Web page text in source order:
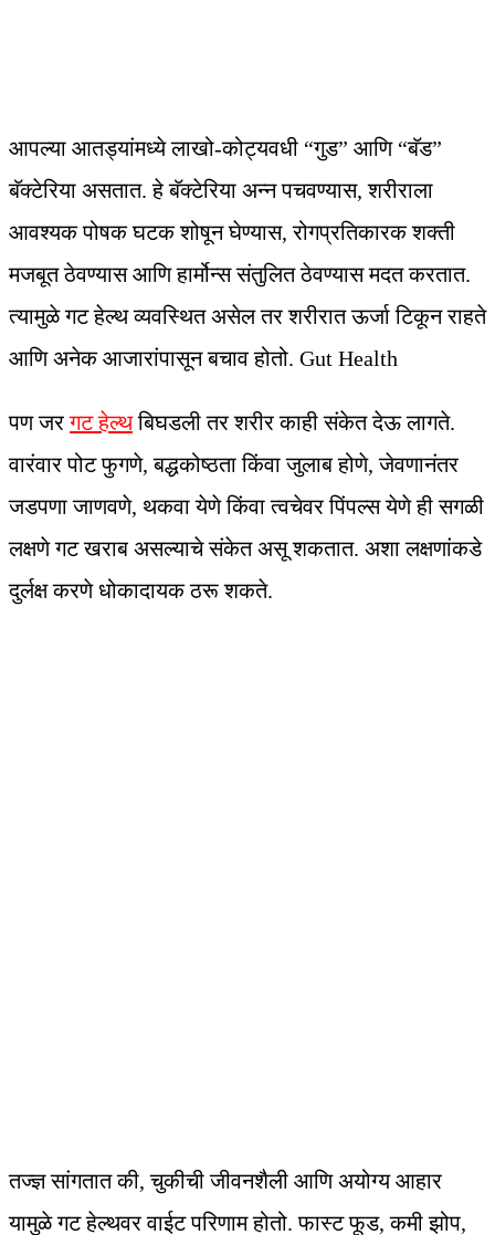
आपल्या आतड्यांमध्ये लाखो-कोट्यवधी “गुड” आणि “बॅड”
बॅक्टेरिया असतात. हे बॅक्टेरिया अन्न पचवण्यास, शरीराला
आवश्यक पोषक घटक शोषून घेण्यास, रोगप्रतिकारक शक्ती
मजबूत ठेवण्यास आणि हार्मोन्स संतुलित ठेवण्यास मदत करतात.
त्यामुळे गट हेल्थ व्यवस्थित असेल तर शरीरात ऊर्जा टिकून राहते
आणि अनेक आजारांपासून बचाव होतो. Gut Health
पण जरगट हेल्थबिघडली तर शरीर काही संकेत देऊ लागते.
वारंवार पोट फुगणे, बद्धकोष्ठता किंवा जुलाब होणे, जेवणानंतर
जडपणा जाणवणे, थकवा येणे किंवा त्वचेवर पिंपल्स येणे ही सगळी
लक्षणे गट खराब असल्याचे संकेत असू शकतात. अशा लक्षणांकडे
दुर्लक्ष करणे धोकादायक ठरू शकते.
तज्ज्ञ सांगतात की, चुकीची जीवनशैली आणि अयोग्य आहार
यामुळे गट हेल्थवर वाईट परिणाम होतो. फास्ट फूड, कमी झोप,